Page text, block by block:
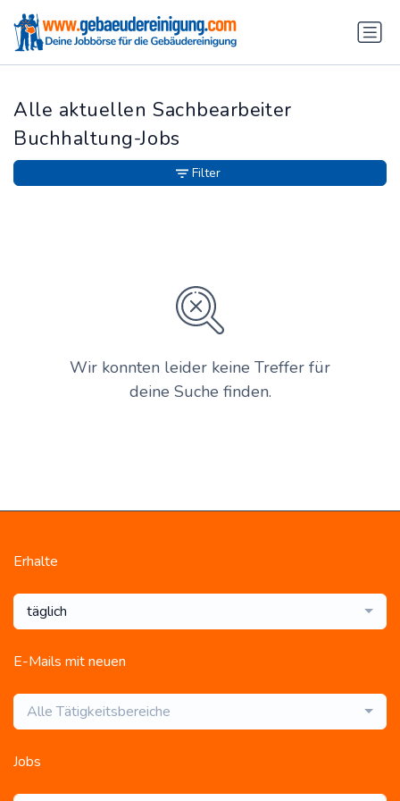
Alle aktuellen Sachbearbeiter
Buchhaltung-Jobs
Wir konnten leider keine Treffer für
deine Suche finden.
Filter
Erhalte
täglich
E-Mails mit neuen
Alle Tätigkeitsbereiche
Jobs